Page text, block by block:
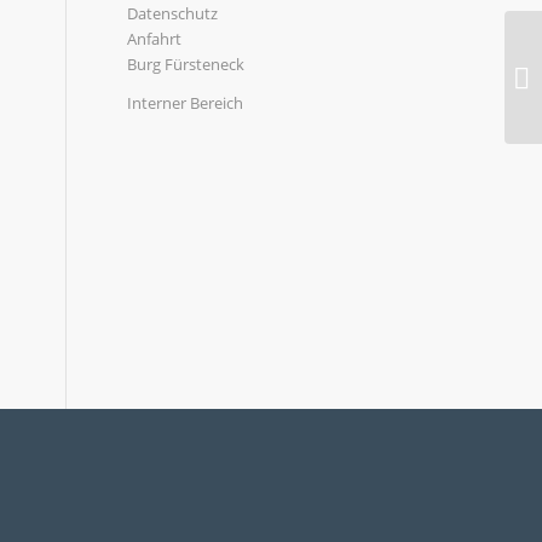
Datenschutz
Anfahrt
Burg Fürsteneck
Interner Bereich